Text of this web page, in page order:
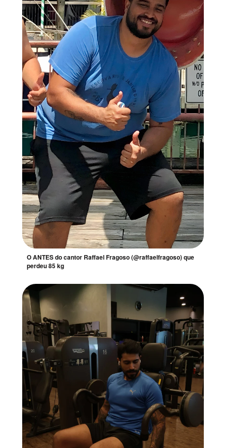
O ANTES do cantor Raffael Fragoso (@raffaelfragoso) que
perdeu 85 kg